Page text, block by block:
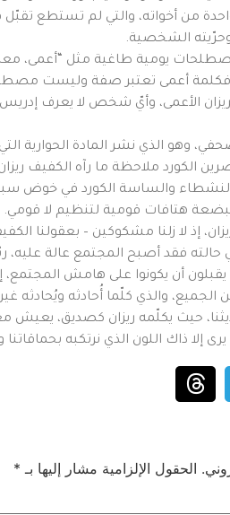
من أخواته، والتي لم تستطع
وحرّيته الشخصية.
يومية طاغية مثل “أعمى،
أعمى تعتبر صفة وليست
بريزان الأعمى، وأيّ شخص لا يعرف
وهو الذي نشر المادة
الكورد ملاحظة ما رآه الكفيف ريزان
والساسة الكورد في خوض
هتافات قومية لتنظيم لا قومي.
إذ لا زلنا مشكوكين – بعقولنا
فقد أصبح المجتمع عالة عليه،
أن يكونوا على هامش المجتمع،
الجميع، والذي كلّما أُحادثه
حيث يكلّمه ريزان كصديق، يعيش
إلا ذاك اللون الذي نرتكبه
الحقول الإلزامية مشار إليها بـ *